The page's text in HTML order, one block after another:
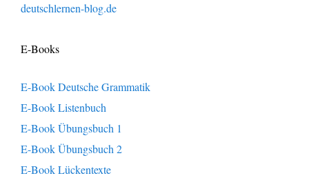
deutschlernen-blog.de
E-Books
E-Book Deutsche Grammatik
E-Book Listenbuch
E-Book Übungsbuch 1
E-Book Übungsbuch 2
E-Book Lückentexte